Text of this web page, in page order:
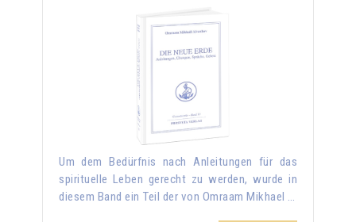
Um dem Bedürfnis nach Anleitungen für das
spirituelle Leben gerecht zu werden, wurde in
diesem Band ein Teil der von Omraam Mikhael …